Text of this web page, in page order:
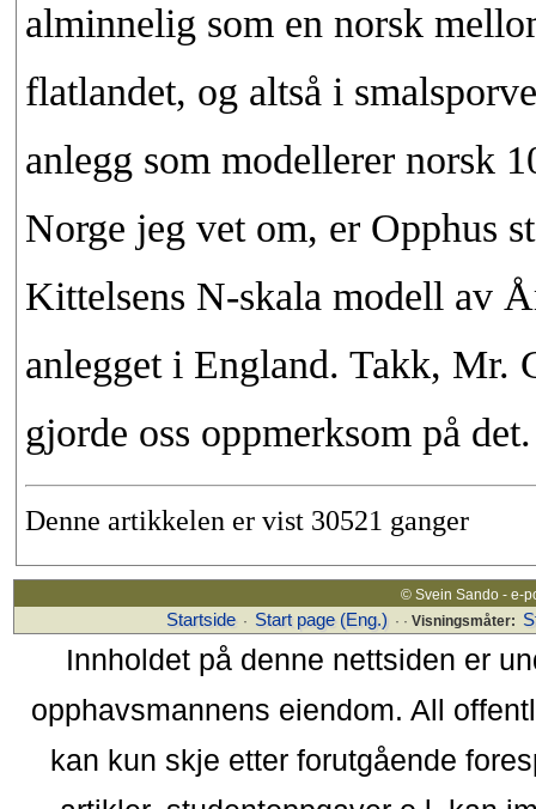
alminnelig som en norsk
flatlandet, og altså i
anlegg som modellerer norsk
Norge jeg vet om, er Opphus
Kittelsens N-skala modell av
anlegget i England. Takk, Mr.
gjorde oss oppmerksom på det.
Denne artikkelen er vist 30521 ganger
© Svein Sando - e-
Startside · Start page (Eng.) · · Visningsmåter:
Innholdet på denne nettsiden er
opphavsmannens eiendom. All
kan kun skje etter forutgående